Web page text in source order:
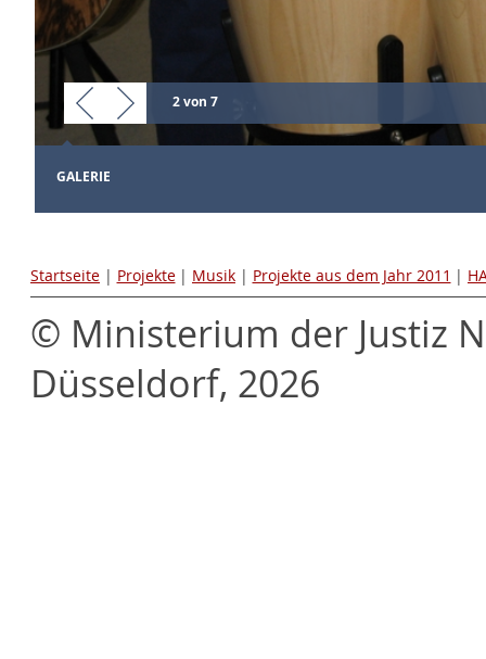
2 von 7
GALERIE
Startseite | Projekte | Musik | Projekte aus dem Jahr 2011 |
© Ministerium der Justiz
Düsseldorf, 2026